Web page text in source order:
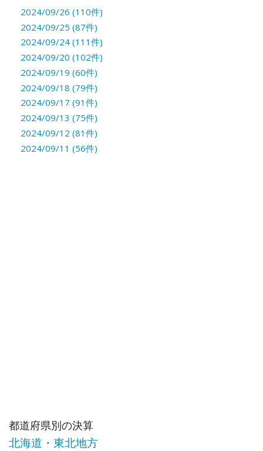
2024/09/26 (110件)
2024/09/25 (87件)
2024/09/24 (111件)
2024/09/20 (102件)
2024/09/19 (60件)
2024/09/18 (79件)
2024/09/17 (91件)
2024/09/13 (75件)
2024/09/12 (81件)
2024/09/11 (56件)
都道府県別の決算
北海道・東北地方